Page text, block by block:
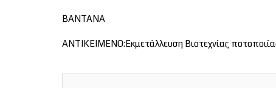
ΒΑΝΤΑΝΑ
ΑΝΤΙΚΕΙΜΕΝΟ:Εκμετάλλευση Βιοτεχνίας